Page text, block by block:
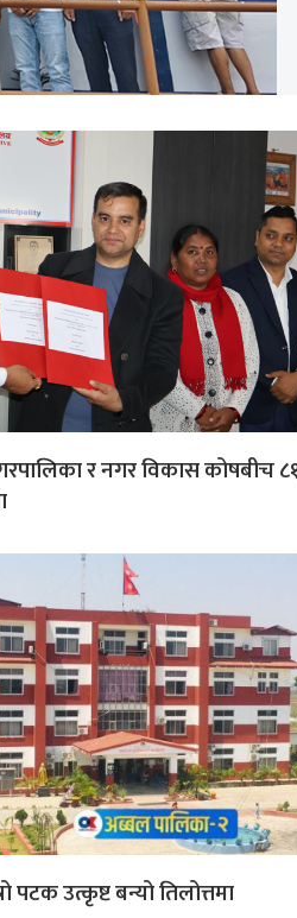
र नगर विकास कोषबीच
पटक उत्कृष्ट बन्यो तिलोत्तमा